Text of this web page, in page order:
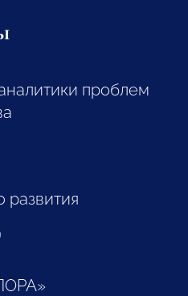
проблем
развития